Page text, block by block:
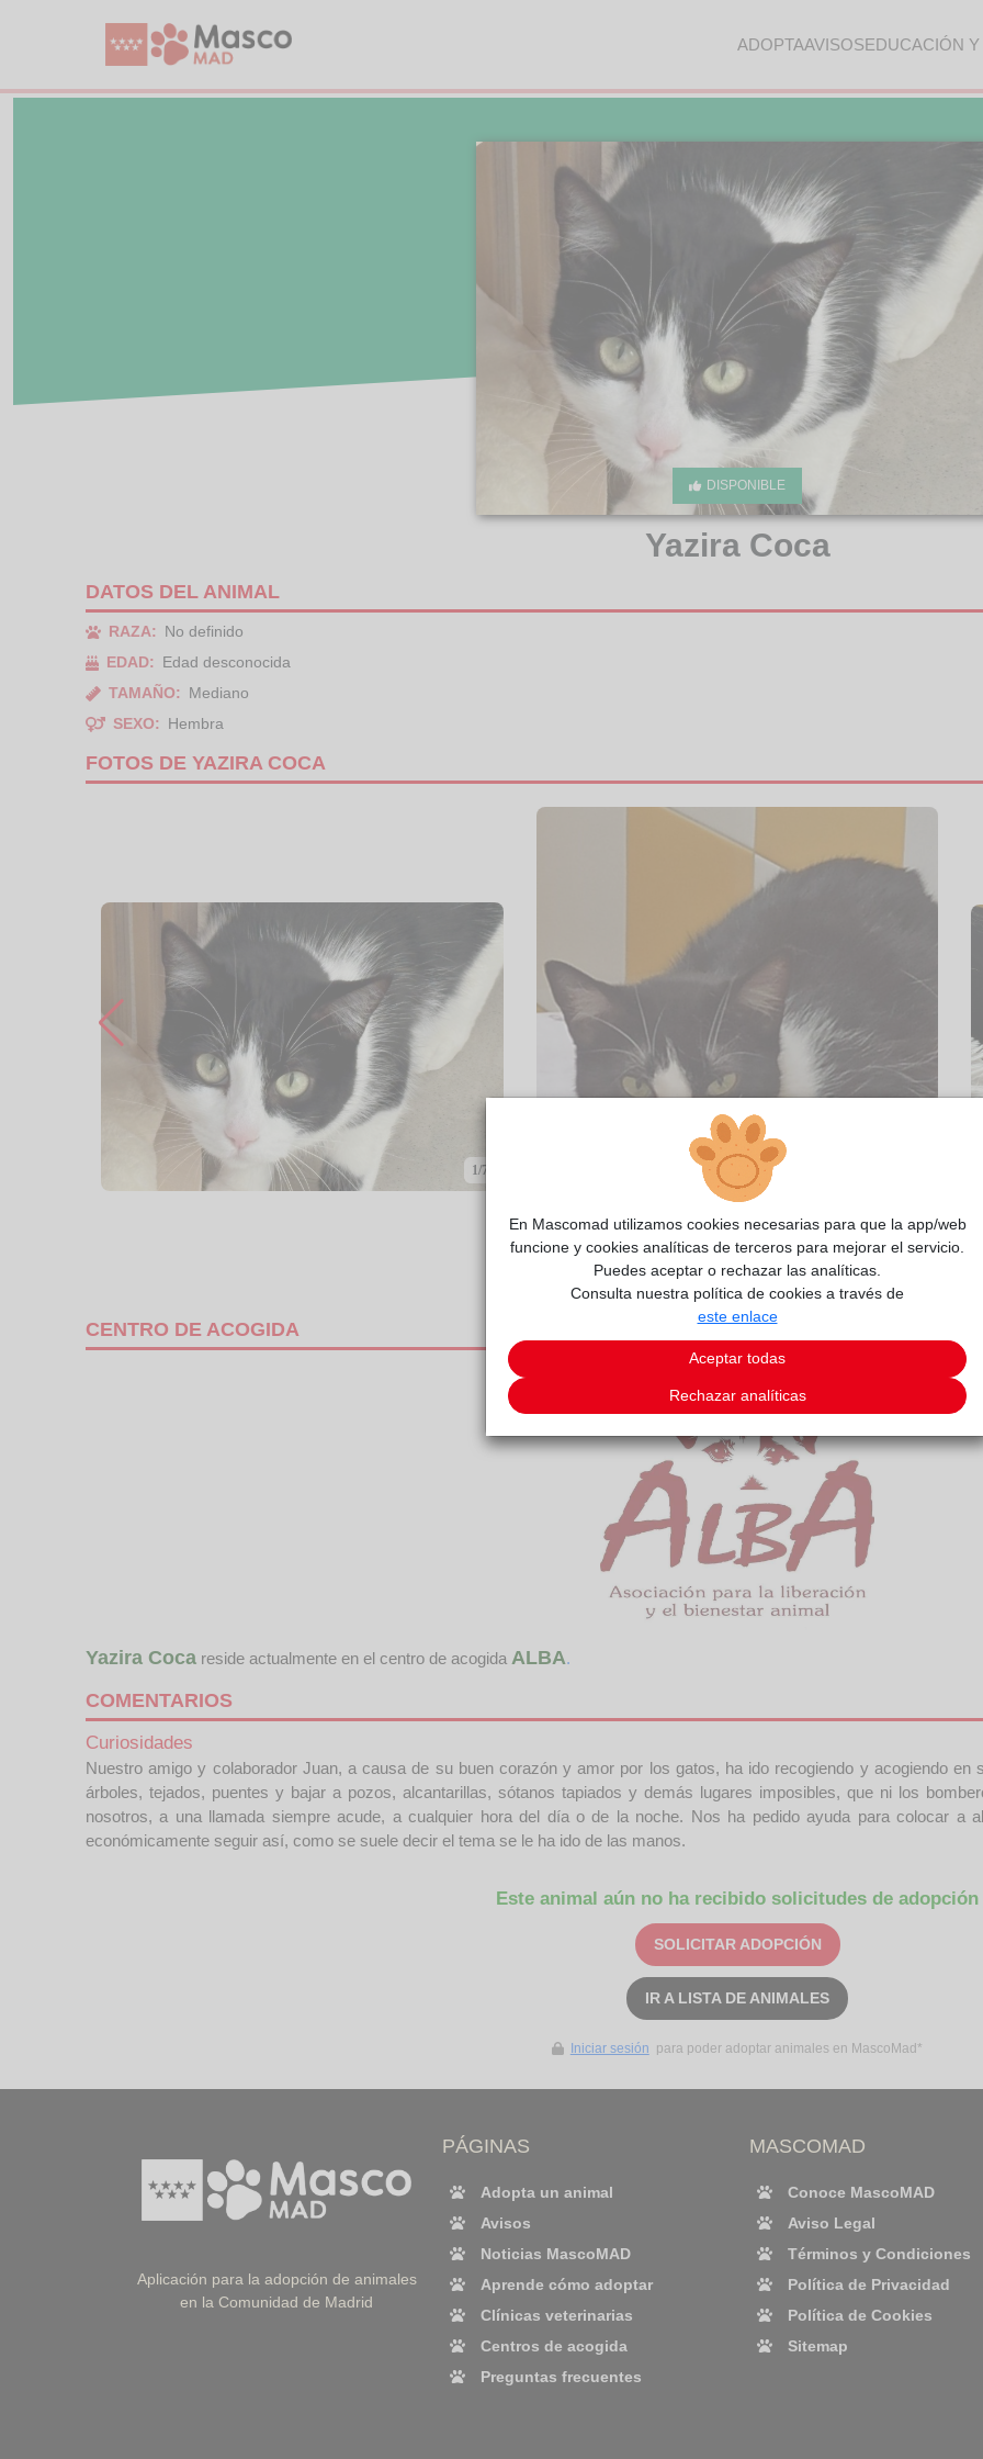
ADOPTAAVISOSEDUCACIÓN
DISPONIBLE
Yazira Coca
DATOS DEL ANIMAL
RAZA:
No definido
EDAD:
Edad desconocida
TAMAÑO:
Mediano
SEXO:
Hembra
FOTOS DE YAZIRA COCA
1/7
CENTRO DE ACOGIDA
Yazira Coca reside actualmente en el centro de acogida ALBA.
COMENTARIOS
Curiosidades
Nuestro amigo y colaborador Juan, a causa de su buen corazón y amor por los gatos, ha ido recogiendo y acogiendo
árboles, tejados, puentes y bajar a pozos, alcantarillas, sótanos tapiados y demás lugares imposibles, que ni los
nosotros, a una llamada siempre acude, a cualquier hora del día o de la noche. Nos ha pedido ayuda para colocar a
económicamente seguir así, como se suele decir el tema se le ha ido de las manos.
Este animal aún no ha recibido solicitudes de adopción
SOLICITAR ADOPCIÓN
IR A LISTA DE ANIMALES
Iniciar sesión para poder adoptar animales en MascoMad*
Aplicación para la adopción de animales
en la Comunidad de Madrid
PÁGINAS
Adopta un animal
Avisos
Noticias MascoMAD
Aprende cómo adoptar
Clínicas veterinarias
Centros de acogida
Preguntas frecuentes
MASCOMAD
Conoce MascoMAD
Aviso Legal
Términos y Condiciones
Política de Privacidad
Política de Cookies
Sitemap
En Mascomad utilizamos cookies necesarias para que la app/web
funcione y cookies analíticas de terceros para mejorar el servicio.
Puedes aceptar o rechazar las analíticas.
Consulta nuestra política de cookies a través de
este enlace
Aceptar todas
Rechazar analíticas